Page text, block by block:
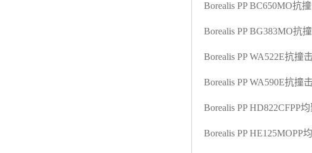
Borealis PP BC650MO抗
Borealis PP BG383MO抗
Borealis PP WA522E抗撞击
Borealis PP WA590E抗撞击
Borealis PP HD822CFPP均
Borealis PP HE125MOPP